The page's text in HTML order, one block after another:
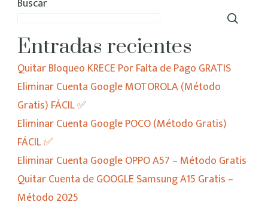
Buscar
Entradas recientes
Quitar Bloqueo KRECE Por Falta de Pago GRATIS
Eliminar Cuenta Google MOTOROLA (Método
Gratis) FÁCIL ✅
Eliminar Cuenta Google POCO (Método Gratis)
FÁCIL ✅
Eliminar Cuenta Google OPPO A57 – Método Gratis
Quitar Cuenta de GOOGLE Samsung A15 Gratis –
Método 2025